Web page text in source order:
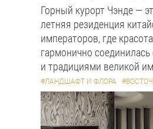
Горный курорт Чэнде —
летняя резиденция
императоров, где
гармонично соединилась
и традициями великой
#ЛАНДШАФТ И ФЛОРА